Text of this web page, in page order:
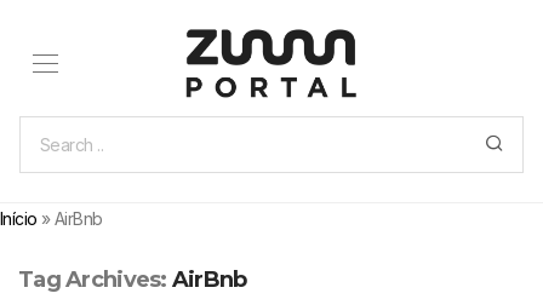
Início »AirBnb
Tag Archives: AirBnb